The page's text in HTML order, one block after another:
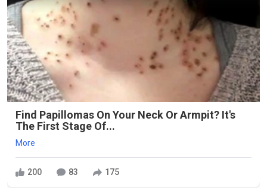
Find Papillomas On Your Neck Or Armpit? It's
The First Stage Of...
More
200 83 175